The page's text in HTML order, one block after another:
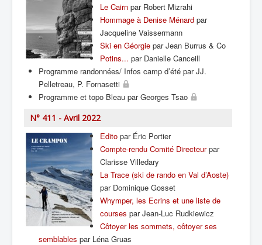
Le Cairn par Robert Mizrahi
Hommage à Denise Ménard par
Jacqueline Vaissermann
Ski en Géorgie par Jean Burrus & Co
Potins... par Danielle Canceill
Programme randonnées/ Infos camp d’été par JJ.
Pelletreau, P. Fornasetti
Programme et topo Bleau par Georges Tsao
N° 411 - Avril 2022
Edito par Éric Portier
Compte-rendu Comité Directeurpar
Clarisse Villedary
La Trace (ski de rando en Val d’Aoste)
par Dominique Gosset
Whymper, les Ecrins et une liste de
courses par Jean-Luc Rudkiewicz
Côtoyer les sommets, côtoyer ses
semblables par Léna Gruas